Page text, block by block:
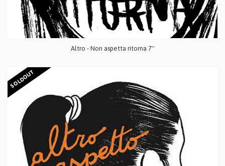
Altro - Non aspetta ritorna 7''
SOLDOUT